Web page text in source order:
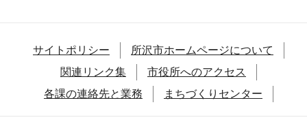
サイトポリシー
所沢市ホームページについて
関連リンク集
市役所へのアクセス
各課の連絡先と業務
まちづくりセンター